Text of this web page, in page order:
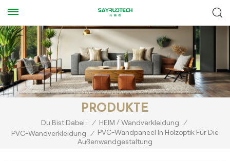
PRODUKTE
Du Bist Dabei : / HEIM /Wandverkleidung /
PVC-Wandverkleidung
/ PVC-Wandpaneel In Holzoptik Für Die
Außenwandgestaltung